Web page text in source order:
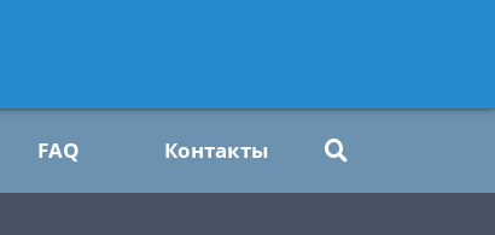
FAQ Контакты